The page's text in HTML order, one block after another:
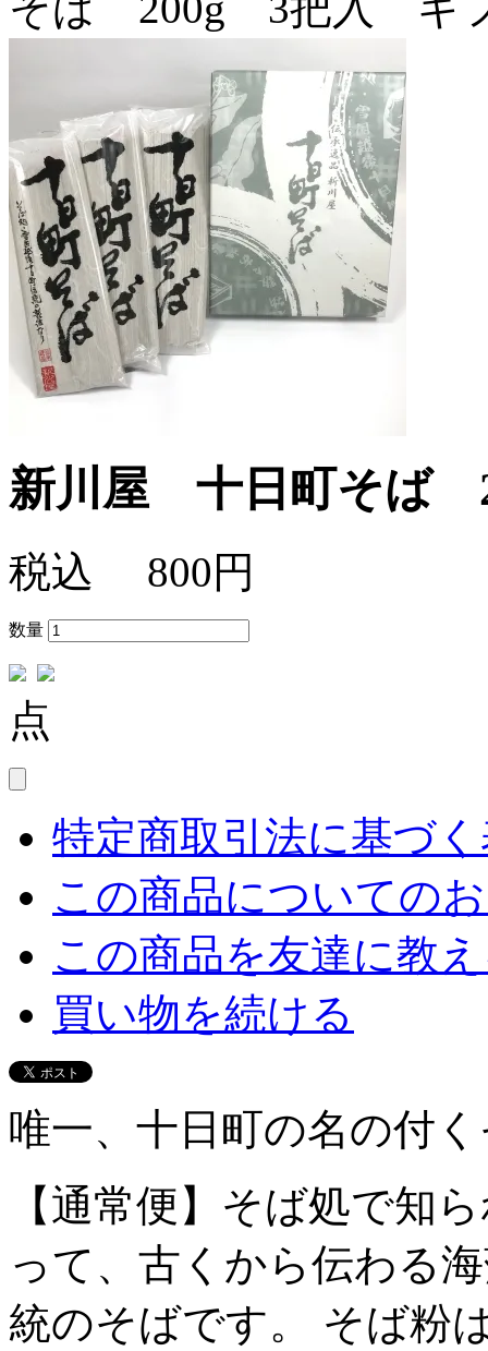
新川屋 十日町そば
税込 800円
数量
点
特定商取引法に基づ
この商品についての
この商品を友達に教
買い物を続ける
唯一、十日町の名の付
【通常便】そば処で知
って、古くから伝わる
統のそばです。 そば粉